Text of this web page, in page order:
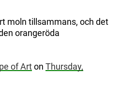
moln tillsammans, och det
orangeröda
of Arton Thursday,